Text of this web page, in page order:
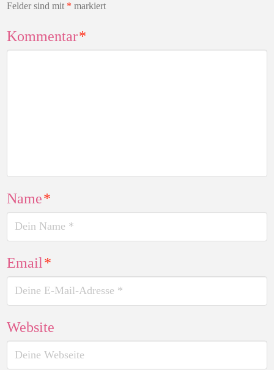
Felder sind mit * markiert
Kommentar*
Name*
Email*
Website